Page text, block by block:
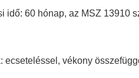
idő: 60 hónap, az MSZ 13910
ecseteléssel, vékony